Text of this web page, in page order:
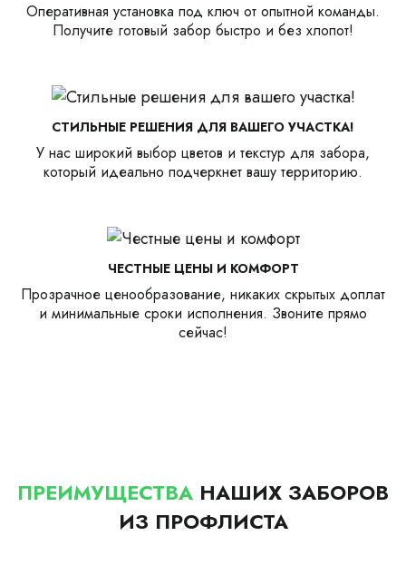
Оперативная установка под ключ от опытной команды.
Получите готовый забор быстро и без хлопот!
СТИЛЬНЫЕ РЕШЕНИЯ ДЛЯ ВАШЕГО УЧАСТКА!
У нас широкий выбор цветов и текстур для забора,
который идеально подчеркнет вашу территорию.
ЧЕСТНЫЕ ЦЕНЫ И КОМФОРТ
Прозрачное ценообразование, никаких скрытых доплат
и минимальные сроки исполнения. Звоните прямо
сейчас!
ПРЕИМУЩЕСТВА НАШИХ ЗАБОРОВ
ИЗ ПРОФЛИСТА